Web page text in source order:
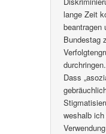
lange Zeit
beantragen
Bundestag
durchringen.
Dass
weshalb